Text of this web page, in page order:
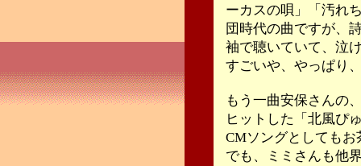
ーカスの唄」「汚れ
団時代の曲ですが、
袖で聴いていて、泣
すごいや、やっぱり
もう一曲安保さんの
ヒットした「北風ぴ
CMソングとしても
でも、ミミさんも他